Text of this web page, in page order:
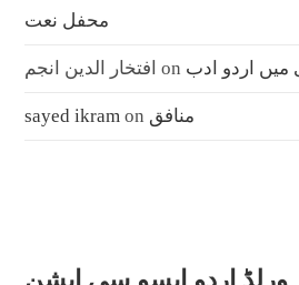
محفل نعت
افتخار الدین انجم on میں اردو ادب
sayed ikram on منافق